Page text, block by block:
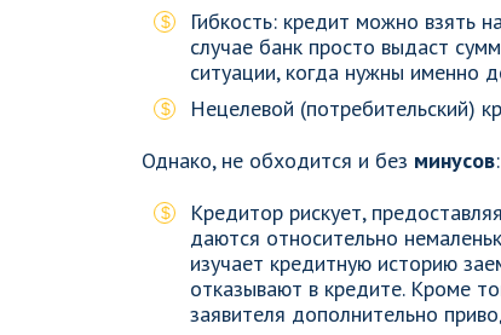
Гибкость: кредит можно взять
случае банк просто выдаст
ситуации, когда нужны именно
Нецелевой (потребительский)
Однако, не обходится и без минусов:
Кредитор рискует,
даются относительно
изучает кредитную историю
отказывают в кредите. Кроме
заявителя дополнительно